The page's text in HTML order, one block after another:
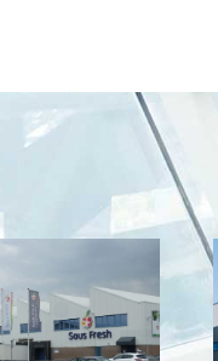
Food Center
Westland